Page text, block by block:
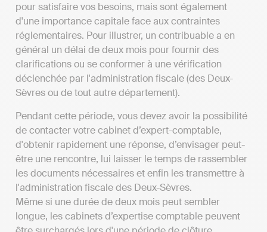
pour satisfaire vos besoins, mais sont également
d'une importance capitale face aux contraintes
réglementaires. Pour illustrer, un contribuable a en
général un délai de deux mois pour fournir des
clarifications ou se conformer à une vérification
déclenchée par l'administration fiscale (des Deux-
Sèvres ou de tout autre département).
Pendant cette période, vous devez avoir la possibilité
de contacter votre cabinet d’expert-comptable,
d'obtenir rapidement une réponse, d’envisager peut-
être une rencontre, lui laisser le temps de rassembler
les documents nécessaires et enfin les transmettre à
l'administration fiscale des Deux-Sèvres.
Même si une durée de deux mois peut sembler
longue, les cabinets d’expertise comptable peuvent